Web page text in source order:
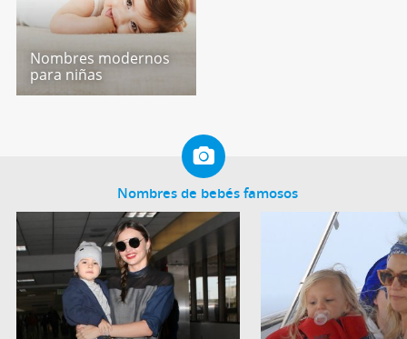
Nombres modernos
para niñas
Nombres de bebés famosos